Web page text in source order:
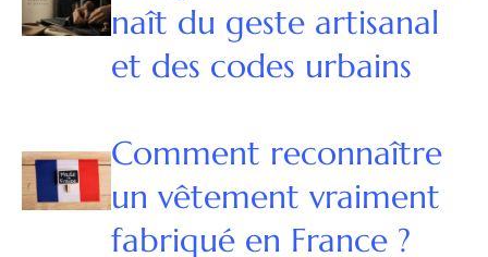
naît du geste artisanal
et des codes urbains
Comment reconnaître
un vêtement vraiment
fabriqué en France ?